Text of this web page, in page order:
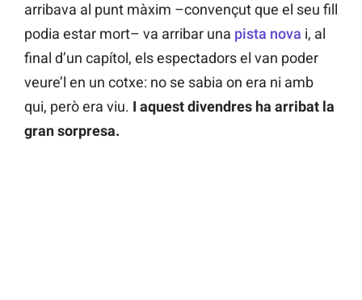
arribava al punt màxim –convençut que el seu fill
podia estar mort– va arribar una pista nova i, al
final d’un capítol, els espectadors el van poder
veure’l en un cotxe: no se sabia on era ni amb
qui, però era viu. I aquest divendres ha arribat la
gran sorpresa.